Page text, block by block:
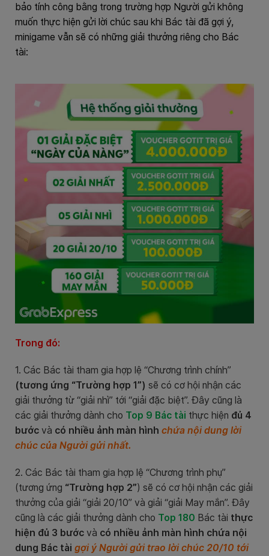
bảo tính công bằng trong trường hợp Người gửi không
muốn thực hiện gửi lời chúc sau khi Bác tài đã gợi ý,
minigame vẫn sẽ có những giải thưởng riêng cho Bác
tài:
Trong đó:
1. Các Bác tài tham gia hợp lệ “Chương trình chính”
(tương ứng “Trường hợp 1”) sẽ có cơ hội nhận các
giải thưởng từ “giải nhì” tới “giải đặc biệt”. Đây cũng là
các giải thưởng dành cho Top 9 Bác tài thực hiện đủ 4
bước và có nhiều ảnh màn hình chứa nội dung lời
chúc của Người gửi nhất.
2. Các Bác tài tham gia hợp lệ “Chương trình phụ”
(tương ứng “Trường hợp 2”) sẽ có cơ hội nhận các giải
thưởng của giải “giải 20/10” và giải “giải May mắn”. Đây
cũng là các giải thưởng dành cho Top 180 Bác tài thực
hiện đủ 3 bước và có nhiều ảnh màn hình chứa nội
dung Bác tài gợi ý Người gửi trao lời chúc 20/10 tới